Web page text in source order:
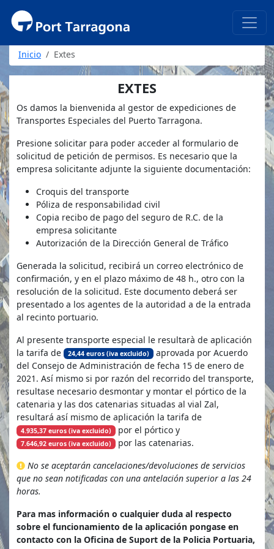
Inicio Extes
EXTES
Os damos la bienvenida al gestor de expediciones de
Transportes Especiales del Puerto Tarragona.
Presione solicitar para poder acceder al formulario de
solicitud de petición de permisos. Es necesario que la
empresa solicitante adjunte la siguiente documentación:
Croquis del transporte
Póliza de responsabilidad civil
Copia recibo de pago del seguro de R.C. de la
empresa solicitante
Autorización de la Dirección General de Tráfico
Generada la solicitud, recibirá un correo electrónico de
confirmación, y en el plazo máximo de 48 h., otro con la
resolución de la solicitud. Este documento deberá ser
presentado a los agentes de la autoridad a de la entrada
al recinto portuario.
Al presente transporte especial le resultarà de aplicación
la tarifa de
24,44euros (iva excluido) aprovada por Acuerdo
del Consejo de Administración de fecha 15 de enero de
2021. Así mismo si por razón del recorrido del transporte,
resultase necesario desmontar y montar el pórtico de la
catenaria y las dos catenarias situadas al vial Zal,
resultará así mismo de aplicación la tarifa de
4.935,37euros (iva excluido) por el pórtico y
7.646,92euros (iva excluido) por las catenarias.
No se aceptarán cancelaciones/devoluciones de servicios
que no sean notificadas con una antelación superior a las 24
horas.
Para mas información o cualquier duda al respecto
sobre el funcionamiento de la aplicación pongase en
contacto con la Oficina de Suport de la Policia Portuaria,